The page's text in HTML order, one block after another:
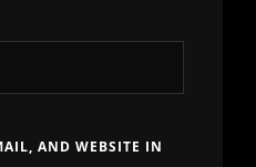
AND WEBSITE IN